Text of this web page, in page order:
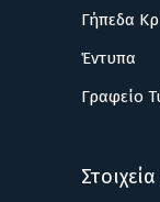
Γήπεδα
Έντυπα
Γραφείο